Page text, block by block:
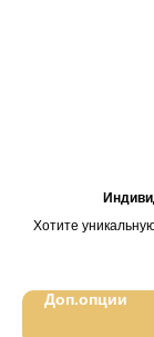
Хотите
- закажите пошив в
Доп.опции